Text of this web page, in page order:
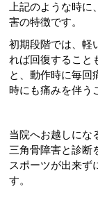
上記のような時
害の特徴です。
初期段階では、軽
れば回復すること
と、動作時に毎回
時にも痛みを伴う
当院へお越しにな
三角骨障害と診断
スポーツが出来ず
す。